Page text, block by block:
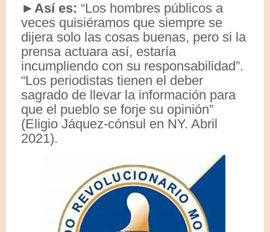
► Así es: “Los hombres públicos a
veces quisiéramos que siempre se
dijera solo las cosas buenas, pero si la
prensa actuara así, estaría
incumpliendo con su responsabilidad”.
“Los periodistas tienen el deber
sagrado de llevar la información para
que el pueblo se forje su opinión”
(Eligio Jáquez-cónsul en NY. Abril
2021).